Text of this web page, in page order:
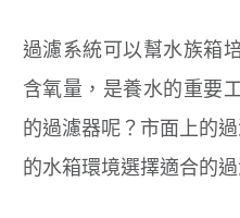
過濾系統可以幫水族箱
含氧量，是養水的重要
的過濾器呢？市面上的
的水箱環境選擇適合的過